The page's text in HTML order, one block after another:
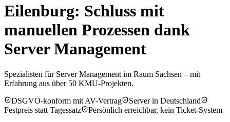
Eilenburg: Schluss mit
manuellen Prozessen dank
Server Management
Spezialisten für Server Management im Raum Sachsen – mit
Erfahrung aus über 50 KMU-Projekten.
DSGVO-konform mit AV-Vertrag
Server in Deutschland
Festpreis statt Tagessatz
Persönlich erreichbar, kein Ticket-System